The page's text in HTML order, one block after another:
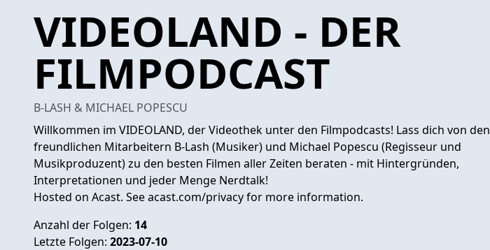
VIDEOLAND - DER
FILMPODCAST
B-LASH & MICHAEL POPESCU
Willkommen im VIDEOLAND, der Videothek unter den Filmpodcasts! Lass dich von den
freundlichen Mitarbeitern B-Lash (Musiker) und Michael Popescu (Regisseur und
Musikproduzent) zu den besten Filmen aller Zeiten beraten - mit Hintergründen,
Interpretationen und jeder Menge Nerdtalk!
Hosted on Acast. Seeacast.com/privacyfor more information.
Anzahl der Folgen: 14
Letzte Folgen: 2023-07-10